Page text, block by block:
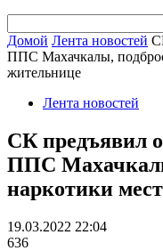
Домой Лента новостей
ППС Махачкалы,
жительнице
Лента новостей
СК предъявил
ППС
наркотики
19.03.2022 22:04
636